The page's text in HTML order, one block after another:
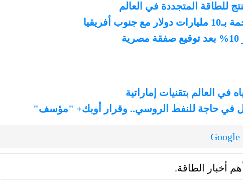
للطاقة المتجددة في العالم
أفريقيا
في العالم بتقنيات إماراتية
يزال في حاجة للنفط الروسي.. وقرار أوبك+ "مؤسف"
أخبار الطاقة.